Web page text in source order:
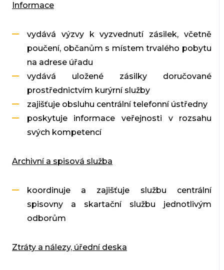
Informace
vydává výzvy k vyzvednutí zásilek, včetně
poučení, občanům s místem trvalého pobytu
na adrese úřadu
vydává uložené zásilky doručované
prostřednictvím kurýrní služby
zajišťuje obsluhu centrální telefonní ústředny
poskytuje informace veřejnosti v rozsahu
svých kompetencí
Archivní a spisová služba
koordinuje a zajišťuje službu centrální
spisovny a skartační službu jednotlivým
odborům
Ztráty a nálezy, úřední deska